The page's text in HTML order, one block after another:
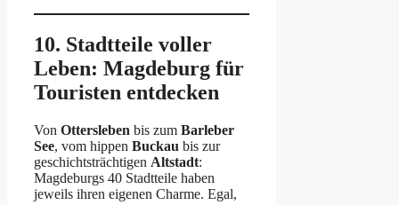
10. Stadtteile voller
Leben: Magdeburg für
Touristen entdecken
Von Ottersleben bis zum Barleber
See, vom hippen Buckau bis zur
geschichtsträchtigen Altstadt:
Magdeburgs 40 Stadtteile haben
jeweils ihren eigenen Charme. Egal,